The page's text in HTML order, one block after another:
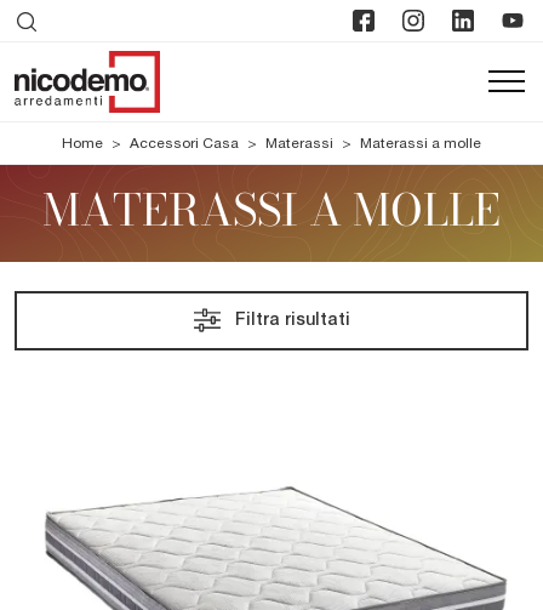
Home > Accessori Casa > Materassi > Materassi a molle
MATERASSI A MOLLE
Filtra risultati